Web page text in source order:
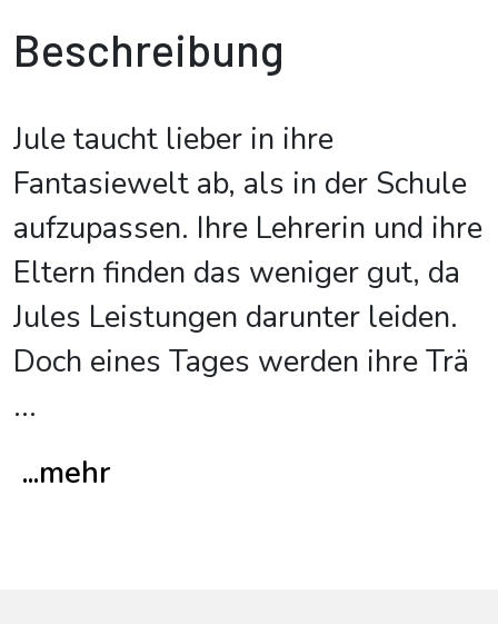
Beschreibung
Jule taucht lieber in ihre
Fantasiewelt ab, als in der Schule
aufzupassen. Ihre Lehrerin und ihre
Eltern finden das weniger gut, da
Jules Leistungen darunter leiden.
Doch eines Tages werden ihre Trä
...
...mehr